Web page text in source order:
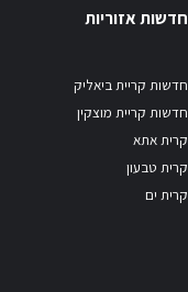
חדשות אזוריות
חדשות קריית ביאליק
חדשות קריית מוצקין
קרית אתא
קרית טבעון
קרית ים